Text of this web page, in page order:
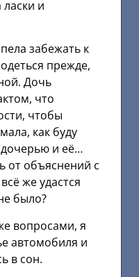
и
забежать к
прежде,
Дочь
что
чтобы
как буду
и её…
от объяснений с
же удастся
было?
вопросами, я
автомобиля и
в сон.